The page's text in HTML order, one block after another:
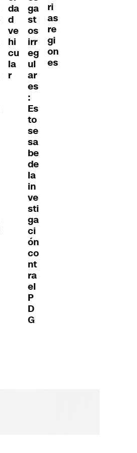
da
d
ve
hi
cu
la
r
ga
st
os
irr
eg
ul
ar
es
:
Es
to
se
sa
be
de
la
in
ve
sti
ga
ci
ón
co
nt
ra
el
P
D
G
ri
as
re
gi
on
es